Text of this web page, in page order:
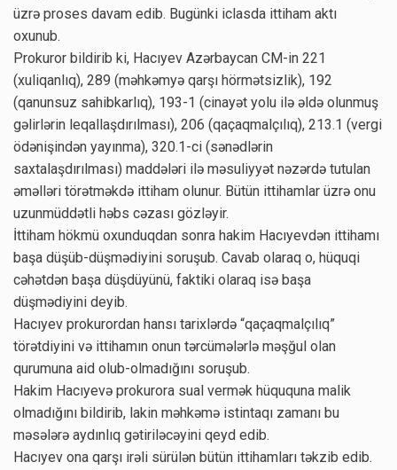
üzrə proses davam edib. Bugünki iclasda ittiham aktı
oxunub.
Prokuror bildirib ki, Hacıyev Azərbaycan CM-in 221
(xuliqanlıq), 289 (məhkəmyə qarşı hörmətsizlik), 192
(qanunsuz sahibkarlıq), 193-1 (cinayət yolu ilə əldə olunmuş
gəlirlərin leqallaşdırılması), 206 (qaçaqmalçılıq), 213.1 (vergi
ödənişindən yayınma), 320.1-ci (sənədlərin
saxtalaşdırılması) maddələri ilə məsuliyyət nəzərdə tutulan
əməlləri törətməkdə ittiham olunur. Bütün ittihamlar üzrə onu
uzunmüddətli həbs cəzası gözləyir.
İttiham hökmü oxunduqdan sonra hakim Hacıyevdən ittihamı
başa düşüb-düşmədiyini soruşub. Cavab olaraq o, hüquqi
cəhətdən başa düşdüyünü, faktiki olaraq isə başa
düşmədiyini deyib.
Hacıyev prokurordan hansı tarixlərdə “qaçaqmalçılıq”
törətdiyini və ittihamın onun tərcümələrlə məşğul olan
qurumuna aid olub-olmadığını soruşub.
Hakim Hacıyevə prokurora sual vermək hüququna malik
olmadığını bildirib, lakin məhkəmə istintaqı zamanı bu
məsələrə aydınlıq gətiriləcəyini qeyd edib.
Hacıyev ona qarşı irəli sürülən bütün ittihamları təkzib edib.